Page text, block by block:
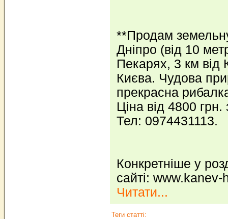
**Продам
Дніпро (від 10
Пекарях, 3 км від
Києва. Чудова
прекрасна
Ціна від 4800
Тел: 0974431113.
Конкретніше у
сайті:
Читати...
Теги статті: